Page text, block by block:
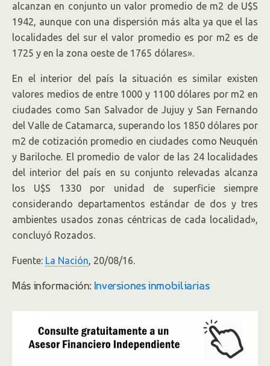
alcanzan en conjunto un valor promedio de m2 de U$S
1942, aunque con una dispersión más alta ya que el las
localidades del sur el valor promedio es por m2 es de
1725 y en la zona oeste de 1765 dólares».
En el interior del país la situación es similar existen
valores medios de entre 1000 y 1100 dólares por m2 en
ciudades como San Salvador de Jujuy y San Fernando
del Valle de Catamarca, superando los 1850 dólares por
m2 de cotización promedio en ciudades como Neuquén
y Bariloche. El promedio de valor de las 24 localidades
del interior del país en su conjunto relevadas alcanza
los U$S 1330 por unidad de superficie siempre
considerando departamentos estándar de dos y tres
ambientes usados zonas céntricas de cada localidad»,
concluyó Rozados.
Fuente: La Nación, 20/08/16.
Más información: Inversiones inmobiliarias